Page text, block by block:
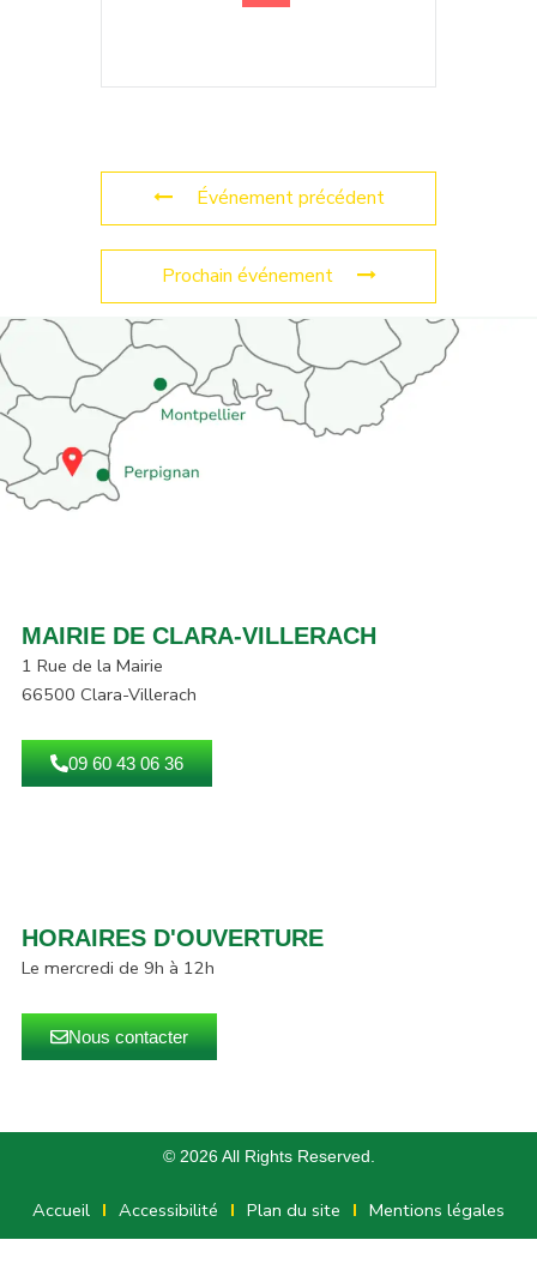
Événement précédent
Prochain événement
MAIRIE DE CLARA-VILLERACH
1 Rue de la Mairie
66500 Clara-Villerach
09 60 43 06 36
HORAIRES D'OUVERTURE
Le mercredi de 9h à 12h
Nous contacter
© 2026 All Rights Reserved.
Accueil Accessibilité Plan du site Mentions légales